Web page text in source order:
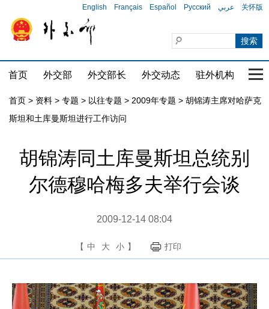
English Français Español Русский عربي 关怀版
首页 外交部 外交部长 外交动态 驻外机构 国
首页 > 资料 > 专题 > 以往专题 > 2009年专题 > 胡锦涛主席对哈萨克
斯坦和土库曼斯坦进行工作访问
胡锦涛同土库曼斯坦总统别
尔德穆哈梅多夫举行会谈
2009-12-14 08:04
【 中 大 小 】 打印